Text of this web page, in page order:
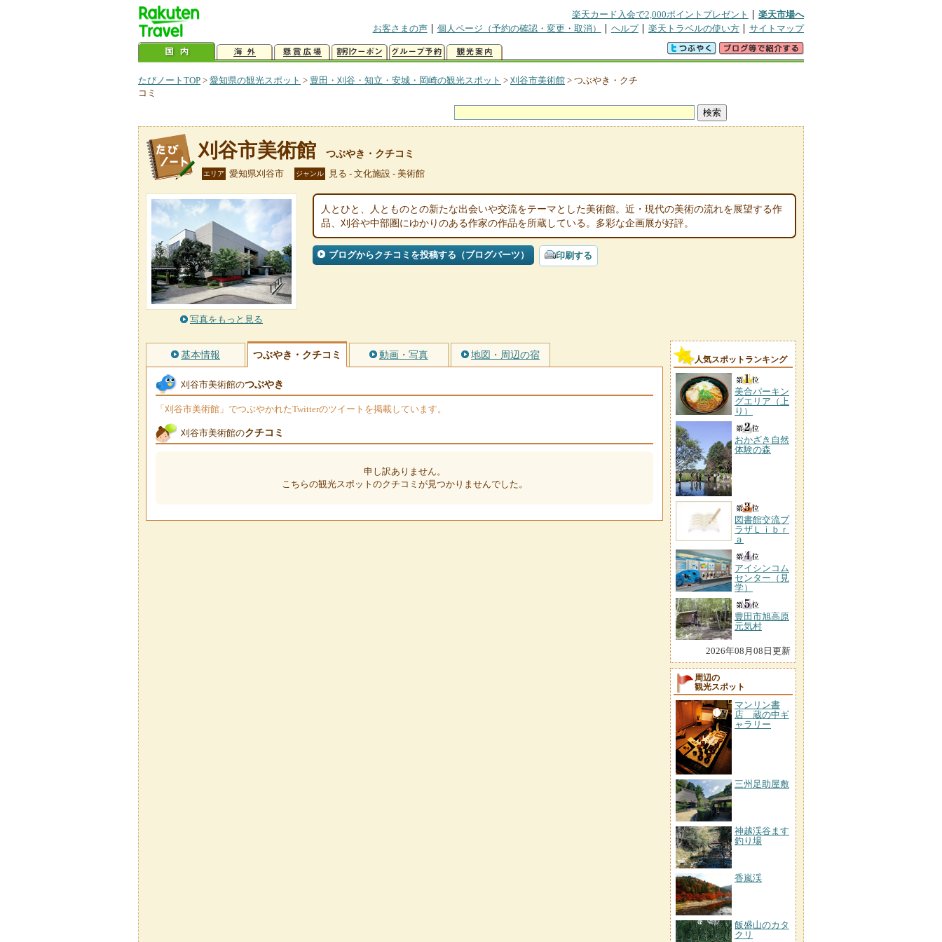
楽天カード入会で2,000ポイントプレゼント
楽天市場へ
お客さまの声
個人ページ（予約の確認・変更・取消） ヘルプ 楽天トラベルの使い方 サイトマップ
たびノートTOP > 愛知県の観光スポット > 豊田・刈谷・知立・安城・岡崎の観光スポット > 刈谷市美術館 > つぶやき・クチ
コミ
刈谷市美術館 つぶやき・クチコミ
エリア 愛知県刈谷市 ジャンル 見る - 文化施設 - 美術館
写真をもっと見る
人とひと、人とものとの新たな出会いや交流をテーマとした美術館。近・現代の美術の流れを展望する作
品、刈谷や中部圏にゆかりのある作家の作品を所蔵している。多彩な企画展が好評。
ブログからクチコミを投稿する（ブログパーツ） 印刷する
基本情報 つぶやき・クチコミ 動画・写真 地図・周辺の宿
刈谷市美術館のつぶやき
「刈谷市美術館」でつぶやかれたTwitterのツイートを掲載しています。
刈谷市美術館のクチコミ
申し訳ありません。
こちらの観光スポットのクチコミが見つかりませんでした。
人気スポットランキング
美合パーキン
グエリア（上
り）
おかざき自然
体験の森
図書館交流プ
ラザＬｉｂｒ
ａ
アイシンコム
センター（見
学）
豊田市旭高原
元気村
2026年08月08日更新
周辺の
観光スポット
マンリン書
店 蔵の中ギ
ャラリー
三州足助屋敷
神越渓谷ます
釣り場
香嵐渓
飯盛山のカタ
クリ